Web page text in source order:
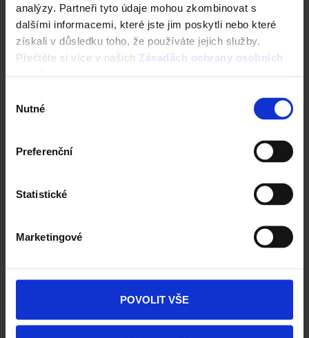
analýzy. Partneři tyto údaje mohou zkombinovat s
dalšími informacemi, které jste jim poskytli nebo které
získali v důsledku toho, že používáte jejich služby.
Přečtěte si více v našich Zásadách ochrany osobních
souhlasu
Nutné
Preferenční
Statistické
Marketingové
POVOLIT VŠE
Střechy ve vašem okolí
Vizualizace střechy